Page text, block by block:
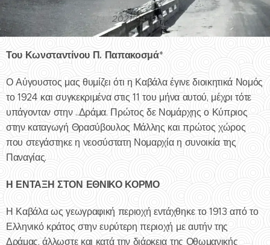
2021-09-01
Του Κωνσταντίνου Π. Παπακοσμά*
Ο Αύγουστος μας θυμίζει ότι η Καβάλα έγινε διοικητικά Νομός
το 1924 και συγκεκριμένα στις 11 του μήνα αυτού, μέχρι τότε
υπάγονταν στην ..Δράμα. Πρώτος δε Νομάρχης ο Κύπριος
στην καταγωγή Θρασύβουλος Μάλλης και πρώτος χώρος
που στεγάστηκε η νεοσύστατη Νομαρχία η συνοικία της
Παναγίας.
Η ΕΝΤΑΞΗ ΣΤΟΝ ΕΘΝΙΚΟ ΚΟΡΜΟ
Η Καβάλα ως γεωγραφική περιοχή εντάχθηκε το 1913 από το
Ελληνικό κράτος στην ευρύτερη περιοχή με αυτήν της
Δράμας, άλλωστε και κατά την διάρκεια της Οθωμανικής